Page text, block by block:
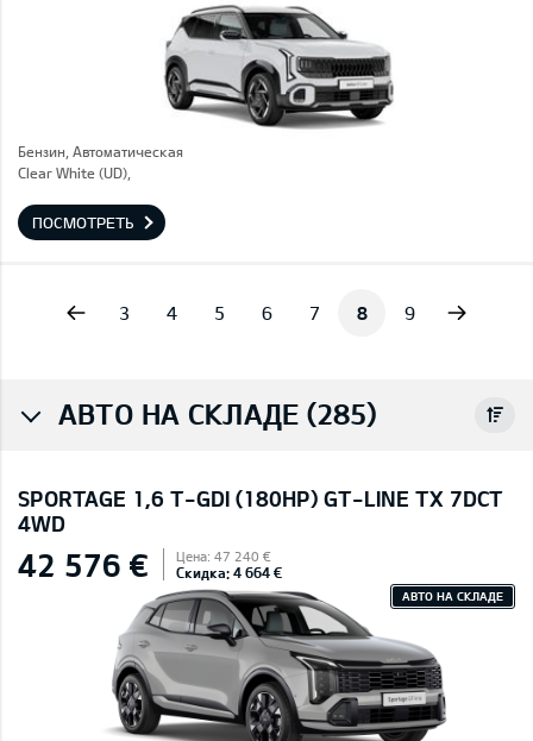
Бензин, Автоматическая
Clear White (UD),
ПОСМОТРЕТЬ
3 4 5 6 7 8 9
АВТО НА СКЛАДЕ (285)
SPORTAGE 1,6 T-GDI (180HP) GT-LINE TX 7DCT
4WD
42 576 € Цена: 47 240 €
Скидка: 4 664 €
АВТО НА СКЛАДЕ